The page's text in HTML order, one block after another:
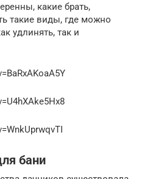
какие брать,
такие виды, где можно
удлинять, так и
бани